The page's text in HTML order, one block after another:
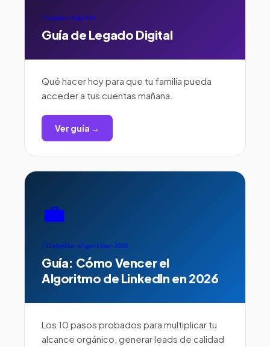
/legado-digital
Guía de Legado Digital
Qué hacer hoy para que tu familia pueda
acceder a tus cuentas mañana.
Ver guía →
💼
/linkedin-algoritmo-2026
Guía: Cómo Vencer el
Algoritmo de LinkedIn en 2026
Los 10 pasos probados para multiplicar tu
alcance orgánico, generar leads de calidad